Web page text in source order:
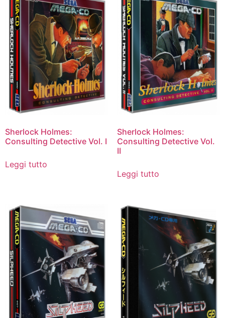
Sherlock Holmes:
Consulting Detective Vol. I
Leggi tutto
Sherlock Holmes:
Consulting Detective Vol.
II
Leggi tutto